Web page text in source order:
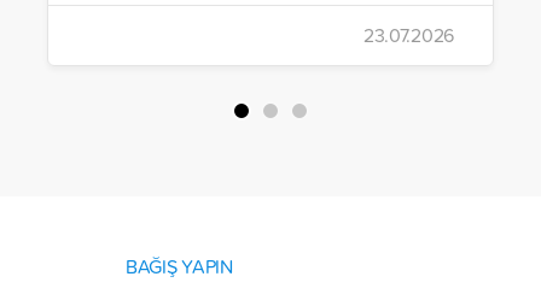
gerçekleştirildi.
23.07.2026
BAĞIŞ YAPIN